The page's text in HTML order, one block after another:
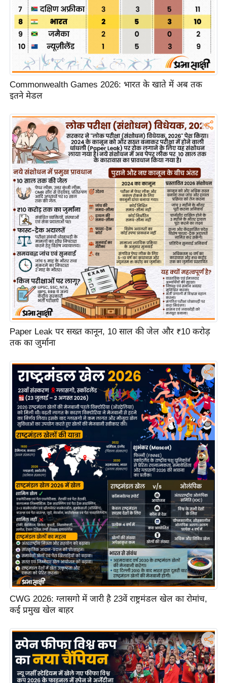
फै
रे
लू
स्खे
प
र्य
ट
न
स्थ
ल
फि
ट
ने
स
मं
त्रा
रि
ले
श
न
प
ज
नी
ति
वि
श्ले
ष
स
म
सा
म
यि
क
मा
तृ
भू
मि
स्तं
भ
ए
Commonwealth Games 2026: भारत के खाते में अब तक
इतने मेडल
Paper Leak पर सख्त कानून, 10 साल की जेल और ₹10 करोड़
तक का जुर्माना
CWG 2026: ग्लासगो में जारी है 23वें राष्ट्रमंडल खेल का रोमांच,
कई प्रमुख खेल बाहर